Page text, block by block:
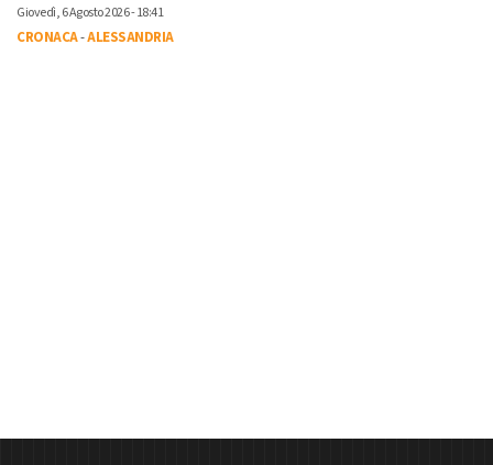
Giovedì, 6 Agosto 2026 - 18:41
CRONACA-ALESSANDRIA